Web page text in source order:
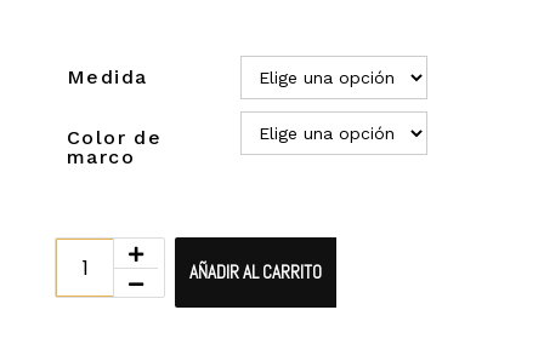
Medida
Color de
marco
AÑADIR AL CARRITO